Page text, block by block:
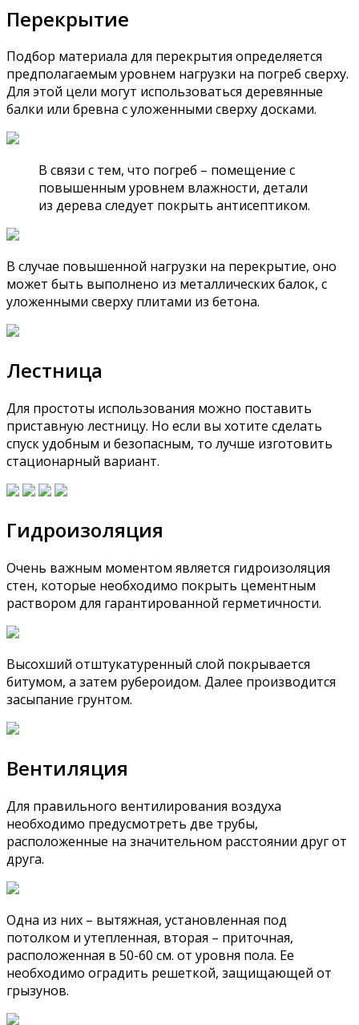
Перекрытие
Подбор материала для перекрытия определяется
предполагаемым уровнем нагрузки на погреб сверху.
Для этой цели могут использоваться деревянные
балки или бревна с уложенными сверху досками.
В связи с тем, что погреб – помещение с
повышенным уровнем влажности, детали
из дерева следует покрыть антисептиком.
В случае повышенной нагрузки на перекрытие, оно
может быть выполнено из металлических балок, с
уложенными сверху плитами из бетона.
Лестница
Для простоты использования можно поставить
приставную лестницу. Но если вы хотите сделать
спуск удобным и безопасным, то лучше изготовить
стационарный вариант.
Гидроизоляция
Очень важным моментом является гидроизоляция
стен, которые необходимо покрыть цементным
раствором для гарантированной герметичности.
Высохший отштукатуренный слой покрывается
битумом, а затем рубероидом. Далее производится
засыпание грунтом.
Вентиляция
Для правильного вентилирования воздуха
необходимо предусмотреть две трубы,
расположенные на значительном расстоянии друг от
друга.
Одна из них – вытяжная, установленная под
потолком и утепленная, вторая – приточная,
расположенная в 50-60 см. от уровня пола. Ее
необходимо оградить решеткой, защищающей от
грызунов.